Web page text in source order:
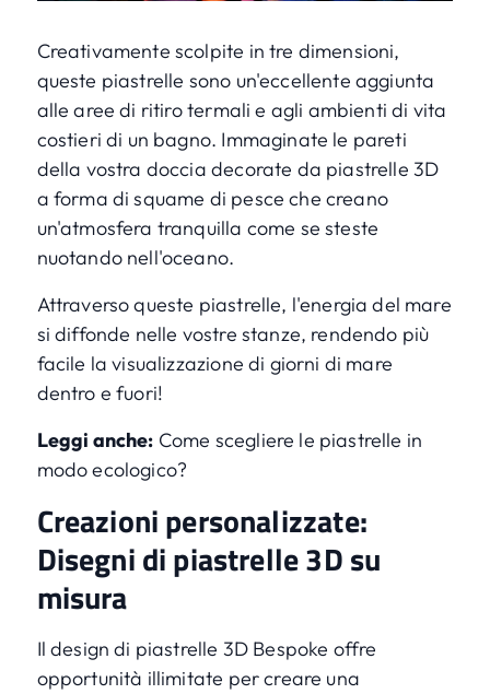
Creativamente scolpite in tre dimensioni,
queste piastrelle sono un'eccellente aggiunta
alle aree di ritiro termali e agli ambienti di vita
costieri di un bagno. Immaginate le pareti
della vostra doccia decorate da piastrelle 3D
a forma di squame di pesce che creano
un'atmosfera tranquilla come se steste
nuotando nell'oceano.
Attraverso queste piastrelle, l'energia del mare
si diffonde nelle vostre stanze, rendendo più
facile la visualizzazione di giorni di mare
dentro e fuori!
Leggi anche: Come scegliere le piastrelle in
modo ecologico?
Creazioni personalizzate:
Disegni di piastrelle 3D su
misura
Il design di piastrelle 3D Bespoke offre
opportunità illimitate per creare una